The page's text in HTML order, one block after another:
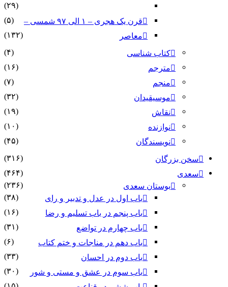
(۲۹)
قرن یک هجری – ۱ الی ۹۷ شمسی –
(۵)
معاصر
(۱۳۲)
کتاب شناسی
(۴)
مترجم
(۱۶)
منجم
(۷)
موسیقیدان
(۳۲)
نقاش
(۱۹)
نوازنده
(۱۰)
نویسندگان
(۴۵)
سخن بزرگان
(۳۱۶)
سعدی
(۴۶۴)
بوستان سعدی
(۲۳۶)
باب اول در عدل و تدبیر و رای
(۳۸)
باب پنجم در باب تسلیم و رضا
(۱۶)
باب چهارم در تواضع
(۳۱)
باب دهم در مناجات و ختم کتاب
(۶)
باب دوم در احسان
(۳۳)
باب سوم در عشق و مستی و شور
(۳۰)